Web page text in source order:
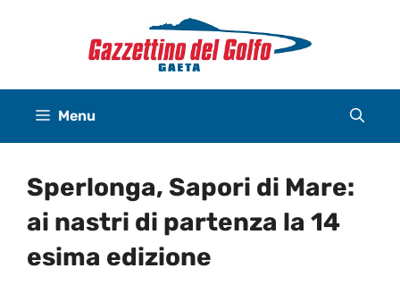
Menu
Sperlonga, Sapori di Mare:
ai nastri di partenza la 14
esima edizione